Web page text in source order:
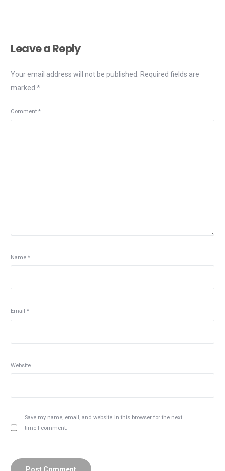
Leave a Reply
Your email address will not be published.
Required fields are
marked*
Comment*
Name*
Email*
Website
Save my name, email, and website in this browser for the next
time I comment.